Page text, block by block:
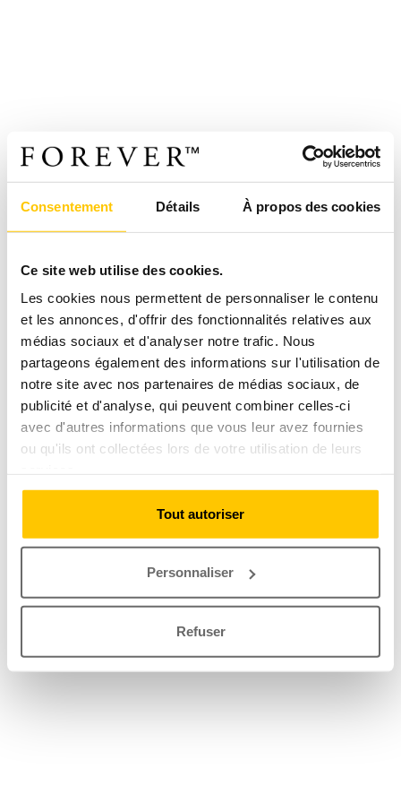
Consentement Détails À propos des cookies
Ce site web utilise des cookies.
Les cookies nous permettent de personnaliser le contenu
et les annonces, d'offrir des fonctionnalités relatives aux
médias sociaux et d'analyser notre trafic. Nous
partageons également des informations sur l'utilisation de
notre site avec nos partenaires de médias sociaux, de
publicité et d'analyse, qui peuvent combiner celles-ci
avec d'autres informations que vous leur avez fournies
ou qu'ils ont collectées lors de votre utilisation de leurs
Tout autoriser
Personnaliser
Refuser